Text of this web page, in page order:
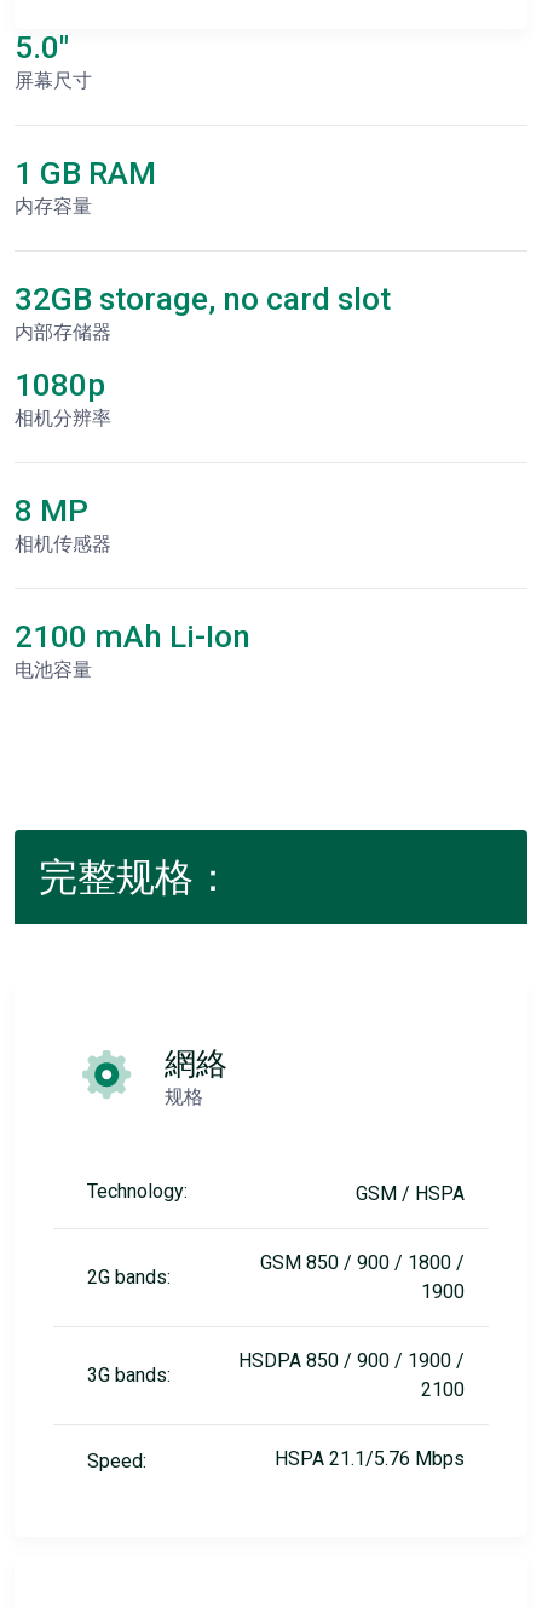
5.0"
屏幕尺寸
1 GB RAM
内存容量
32GB storage, no card slot
内部存储器
1080p
相机分辨率
8 MP
相机传感器
2100 mAh Li-Ion
电池容量
完整规格：
網絡
规格
Technology: GSM / HSPA
2G bands:
GSM 850 / 900 / 1800 /
1900
3G bands:
HSDPA 850 / 900 / 1900 /
2100
Speed: HSPA 21.1/5.76 Mbps